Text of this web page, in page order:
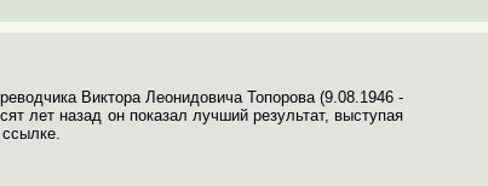
Виктора Леонидовича Топорова (9.08.1946 -
лет назад он показал лучший результат, выступая